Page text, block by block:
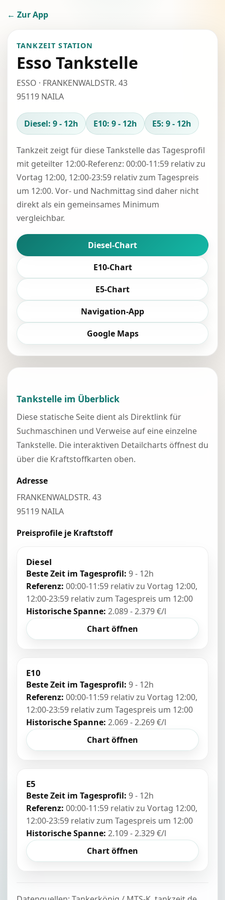
← Zur App
TANKZEIT STATION
Esso Tankstelle
ESSO · FRANKENWALDSTR. 43
95119 NAILA
Diesel: 9 - 12h E10: 9 - 12h E5: 9 - 12h
Tankzeit zeigt für diese Tankstelle das Tagesprofil
mit geteilter 12:00-Referenz: 00:00-11:59 relativ zu
Vortag 12:00, 12:00-23:59 relativ zum Tagespreis
um 12:00. Vor- und Nachmittag sind daher nicht
direkt als ein gemeinsames Minimum
vergleichbar.
Diesel-Chart
E10-Chart
E5-Chart
Navigation-App
Google Maps
Tankstelle im Überblick
Diese statische Seite dient als Direktlink für
Suchmaschinen und Verweise auf eine einzelne
Tankstelle. Die interaktiven Detailcharts öffnest du
über die Kraftstoffkarten oben.
Adresse
FRANKENWALDSTR. 43
95119 NAILA
Preisprofile je Kraftstoff
Diesel
Beste Zeit im Tagesprofil: 9 - 12h
Referenz: 00:00-11:59 relativ zu Vortag 12:00,
12:00-23:59 relativ zum Tagespreis um 12:00
Historische Spanne: 2.089 - 2.379 €/l
Chart öffnen
E10
Beste Zeit im Tagesprofil: 9 - 12h
Referenz: 00:00-11:59 relativ zu Vortag 12:00,
12:00-23:59 relativ zum Tagespreis um 12:00
Historische Spanne: 2.069 - 2.269 €/l
Chart öffnen
E5
Beste Zeit im Tagesprofil: 9 - 12h
Referenz: 00:00-11:59 relativ zu Vortag 12:00,
12:00-23:59 relativ zum Tagespreis um 12:00
Historische Spanne: 2.109 - 2.329 €/l
Chart öffnen